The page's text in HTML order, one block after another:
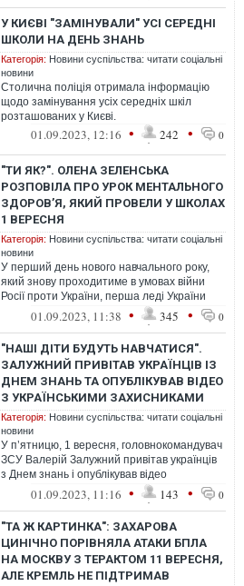
У КИЄВІ "ЗАМІНУВАЛИ" УСІ СЕРЕДНІ
ШКОЛИ НА ДЕНЬ ЗНАНЬ
Категорія: Новини суспільства: читати соціальні
новини
Столична поліція отримала інформацію
щодо замінування усіх середніх шкіл
розташованих у Києві.
01.09.2023, 12:16 • 242 • 0
"ТИ ЯК?". ОЛЕНА ЗЕЛЕНСЬКА
РОЗПОВІЛА ПРО УРОК МЕНТАЛЬНОГО
ЗДОРОВ’Я, ЯКИЙ ПРОВЕЛИ У ШКОЛАХ
1 ВЕРЕСНЯ
Категорія: Новини суспільства: читати соціальні
новини
У перший день нового навчального року,
який знову проходитиме в умовах війни
Росії проти України, перша леді України
розповіла про урок, що відбувся 1...
01.09.2023, 11:38 • 345 • 0
"НАШІ ДІТИ БУДУТЬ НАВЧАТИСЯ".
ЗАЛУЖНИЙ ПРИВІТАВ УКРАЇНЦІВ ІЗ
ДНЕМ ЗНАНЬ ТА ОПУБЛІКУВАВ ВІДЕО
З УКРАЇНСЬКИМИ ЗАХИСНИКАМИ
Категорія: Новини суспільства: читати соціальні
новини
У п’ятницю, 1 вересня, головнокомандувач
ЗСУ Валерій Залужний привітав українців
з Днем знань і опублікував відео
з українськими захисниками.
01.09.2023, 11:16 • 143 • 0
"ТА Ж КАРТИНКА": ЗАХАРОВА
ЦИНІЧНО ПОРІВНЯЛА АТАКИ БПЛА
НА МОСКВУ З ТЕРАКТОМ 11 ВЕРЕСНЯ,
АЛЕ КРЕМЛЬ НЕ ПІДТРИМАВ